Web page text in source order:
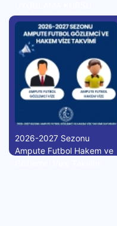
2026-2027 Sezonu
Ampute Futbol Hakem ve